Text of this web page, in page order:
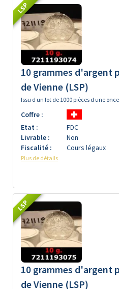
LSP
10 grammes d'argent
de Vienne (LSP)
Issu d un lot de 1000 pièces d une once
Coffre :
Etat :
FDC
Livrable :
Non
Fiscalité :
Cours légaux
Plus de détails
LSP
10 grammes d'argent
de Vienne (LSP)